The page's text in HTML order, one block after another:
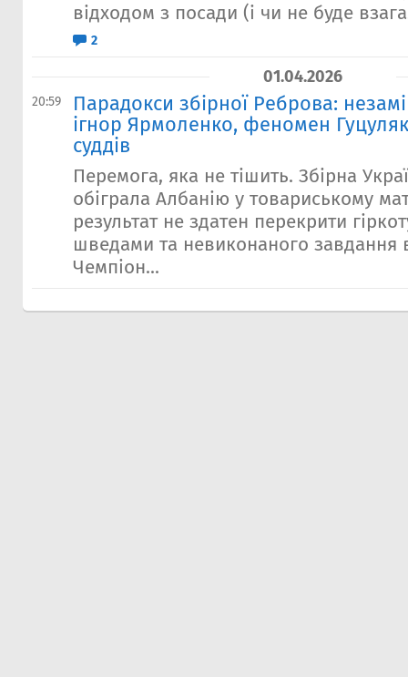
відходом з посади (і чи не буде
2
01.04.2026
20:59
Парадокси збірної Реброва:
ігнор Ярмоленко, феномен
суддів
Перемога, яка не тішить. Збірна
обіграла Албанію у товариському
результат не здатен перекрити
шведами та невиконаного завдання
Чемпіон...